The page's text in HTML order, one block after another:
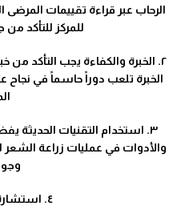
الرحاب عبر قراءة تقييمات
للمركز للتأكد
٢. الخبرة والكفاءة يجب التأكد من
الخبرة تلعب دوراً حاسماً في نجاح
٣. استخدام التقنيات الحديثة
والأدوات في عمليات زراعة
٤. استشارة طبية مسبقة